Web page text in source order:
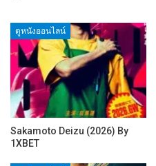
ดูหนังออนไลน์
Sakamoto Deizu (2026) By
1XBET